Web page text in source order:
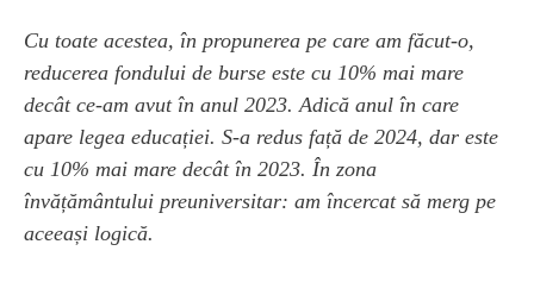
Cu toate acestea, în propunerea pe care am făcut-o,
reducerea fondului de burse este cu 10% mai mare
decât ce-am avut în anul 2023. Adică anul în care
apare legea educației. S-a redus față de 2024, dar este
cu 10% mai mare decât în 2023. În zona
învățământului preuniversitar: am încercat să merg pe
aceeași logică.